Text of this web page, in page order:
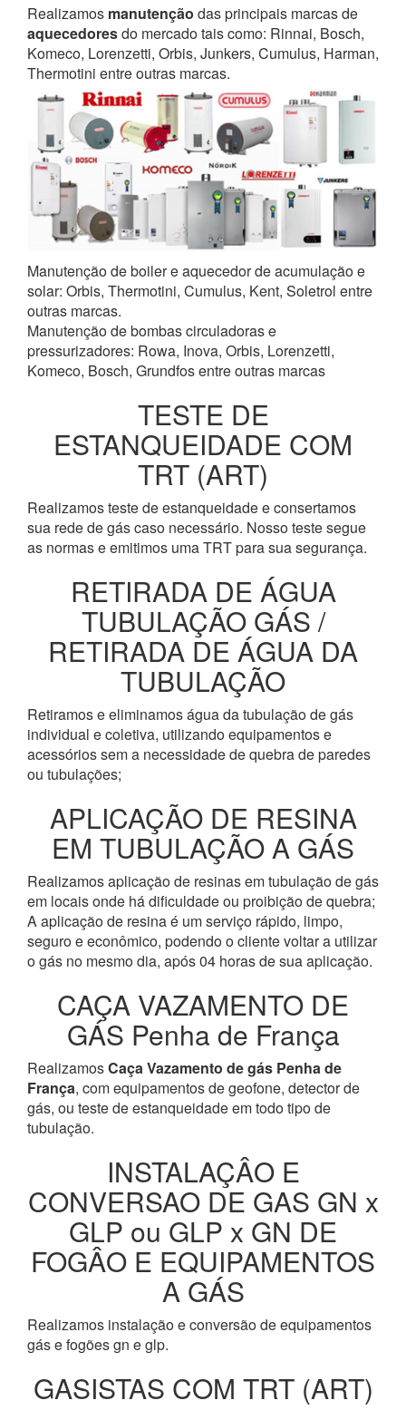
Realizamos manutenção das principais marcas de
aquecedoresdo mercado tais como: Rinnai, Bosch,
Komeco, Lorenzetti, Orbis, Junkers, Cumulus, Harman,
Thermotini entre outras marcas.
Manutenção de boiler e aquecedor de acumulação e
solar: Orbis, Thermotini, Cumulus, Kent, Soletrol entre
outras marcas.
Manutenção de bombas circuladoras e
pressurizadores: Rowa, Inova, Orbis, Lorenzetti,
Komeco, Bosch, Grundfos entre outras marcas
TESTE DE
ESTANQUEIDADE COM
TRT (ART)
Realizamos teste de estanqueidade e consertamos
sua rede de gás caso necessário. Nosso teste segue
as normas e emitimos uma TRT para sua segurança.
RETIRADA DE ÁGUA
TUBULAÇÃO GÁS /
RETIRADA DE ÁGUA DA
TUBULAÇÃO
Retiramos e eliminamos água da tubulação de gás
individual e coletiva, utilizando equipamentos e
acessórios sem a necessidade de quebra de paredes
ou tubulações;
APLICAÇÃO DE RESINA
EM TUBULAÇÃO A GÁS
Realizamos aplicação de resinas em tubulação de gás
em locais onde há dificuldade ou proibição de quebra;
A aplicação de resina é um serviço rápido, limpo,
seguro e econômico, podendo o cliente voltar a utilizar
o gás no mesmo dia, após 04 horas de sua aplicação.
CAÇA VAZAMENTO DE
GÁS Penha de França
RealizamosCaça Vazamento de gás Penha de
França, com equipamentos de geofone, detector de
gás, ou teste de estanqueidade em todo tipo de
tubulação.
INSTALAÇÂO E
CONVERSAO DE GAS GN x
GLP ou GLP x GN DE
FOGÂO E EQUIPAMENTOS
A GÁS
Realizamos instalação e conversão de equipamentos
gás e fogões gn e glp.
GASISTAS COM TRT (ART)